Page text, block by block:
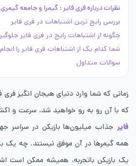
نظرات درباره فری فایر : گیمرا و جامعه گیمری
بررسی رایج ترین اشتباهات در فری فایر
چگونه از اشتباهات رایج در فری فایر
شما کدام یک از اشتباهات فری فایر را
سوالات متداول
زمانی که شما وارد دنیای هیجان‌ انگیز
که با آن رو به‌ رو خواهید شد، سرعت و
فایر جذاب میلیون‌ها بازیکن در سراسر
همه گیمرها در آن موفق نیستند. چه یک
یک بازیکن باتجربه، همیشه ممکن است